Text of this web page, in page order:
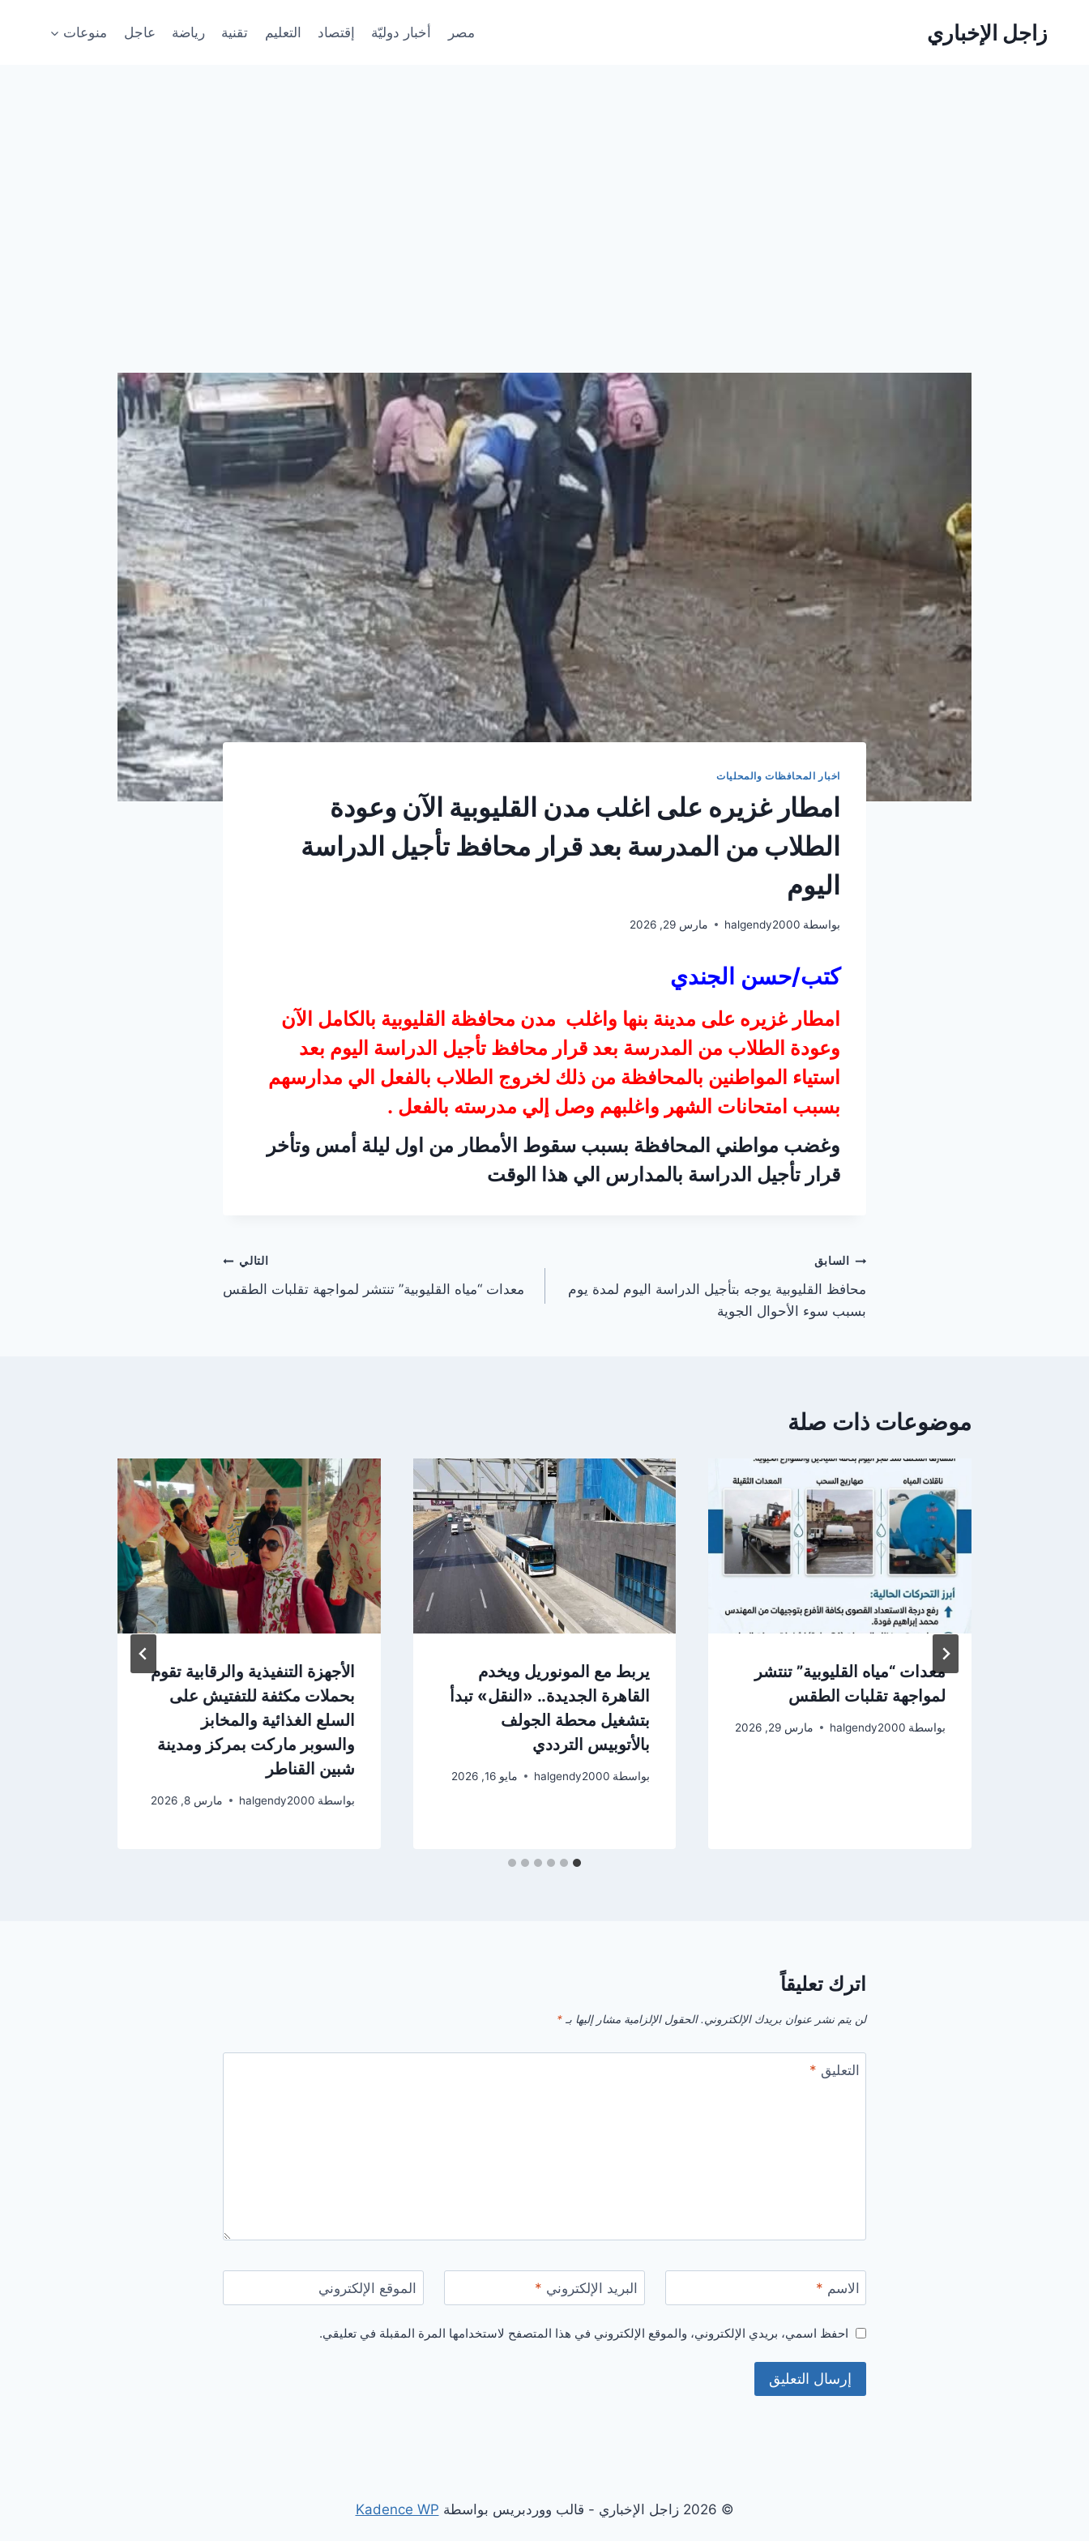
زاجل الإخباري مصر أخبار دوليّة إقتصاد التعليم تقنية رياضة عاجل منوعات
اخبار المحافظات والمحليات
امطار غزيره على اغلب مدن القليوبية الآن وعودة
الطلاب من المدرسة بعد قرار محافظ تأجيل الدراسة
اليوم
بواسطة halgendy2000 مارس 29, 2026
كتب/حسن الجندي
امطار غزيره على مدينة بنها واغلب مدن محافظة القليوبية بالكامل الآن
وعودة الطلاب من المدرسة بعد قرار محافظ تأجيل الدراسة اليوم بعد
استياء المواطنين بالمحافظة من ذلك لخروج الطلاب بالفعل الي مدارسهم
بسبب امتحانات الشهر واغلبهم وصل إلي مدرسته بالفعل .
وغضب مواطني المحافظة بسبب سقوط الأمطار من اول ليلة أمس وتأخر
قرار تأجيل الدراسة بالمدارس الي هذا الوقت
تصفّح
المقالات
السابق
محافظ القليوبية يوجه بتأجيل الدراسة اليوم لمدة يوم
بسبب سوء الأحوال الجوية
التالي
معدات “مياه القليوبية” تنتشر لمواجهة تقلبات الطقس
موضوعات ذات صلة
معدات “مياه القليوبية” تنتشر
لمواجهة تقلبات الطقس
بواسطة halgendy2000 مارس 29, 2026
يربط مع المونوريل ويخدم
القاهرة الجديدة.. «النقل» تبدأ
بتشغيل محطة الجولف
بالأتوبيس الترددي
بواسطة halgendy2000 مايو 16, 2026
الأجهزة التنفيذية والرقابية تقوم
بحملات مكثفة للتفتيش على
السلع الغذائية والمخابز
والسوبر ماركت بمركز ومدينة
شبين القناطر
بواسطة halgendy2000 مارس 8, 2026
اترك تعليقاً
لن يتم نشر عنوان بريدك الإلكتروني. الحقول الإلزامية مشار إليها بـ *
التعليق *
الاسم * البريد الإلكتروني * الموقع الإلكتروني
احفظ اسمي، بريدي الإلكتروني، والموقع الإلكتروني في هذا المتصفح لاستخدامها المرة المقبلة في تعليقي.
© 2026 زاجل الإخباري - قالب ووردبريس بواسطة Kadence WP